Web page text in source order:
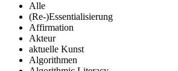
Alle
(Re-)Essentialisierung
Affirmation
Akteur
aktuelle Kunst
Algorithmen